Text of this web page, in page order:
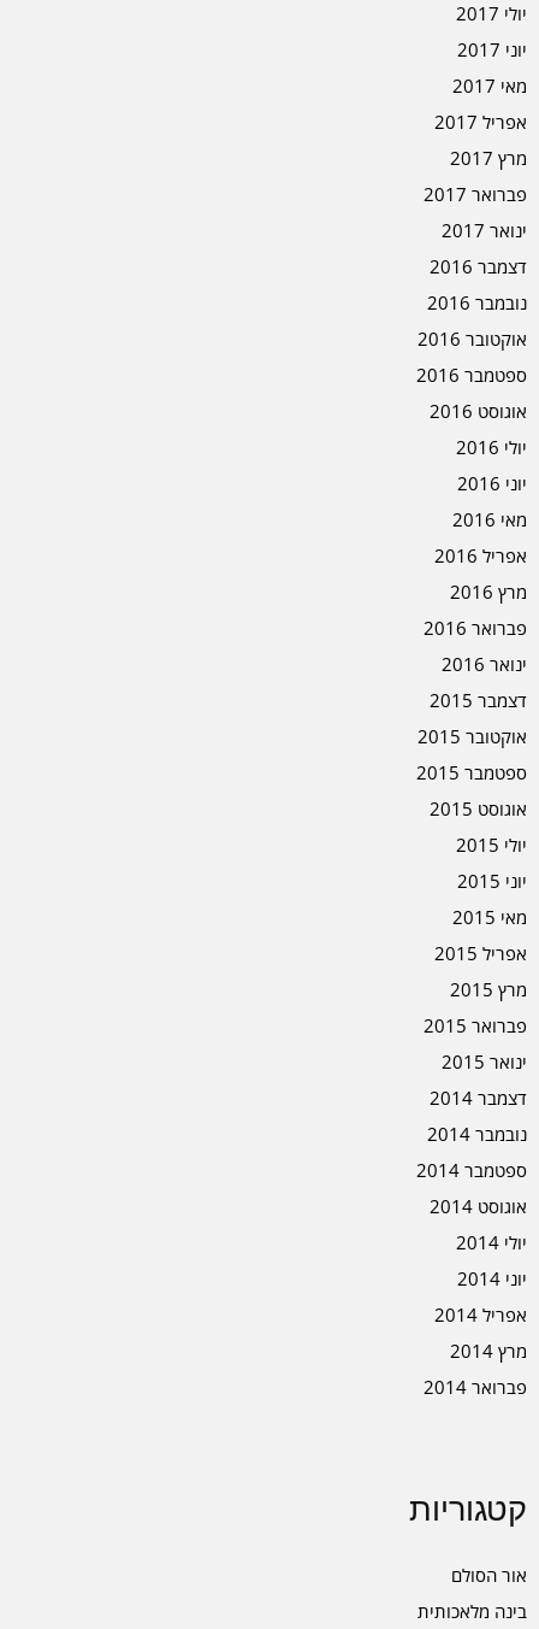
יולי 2017
יוני 2017
מאי 2017
אפריל 2017
מרץ 2017
פברואר 2017
ינואר 2017
דצמבר 2016
נובמבר 2016
אוקטובר 2016
ספטמבר 2016
אוגוסט 2016
יולי 2016
יוני 2016
מאי 2016
אפריל 2016
מרץ 2016
פברואר 2016
ינואר 2016
דצמבר 2015
אוקטובר 2015
ספטמבר 2015
אוגוסט 2015
יולי 2015
יוני 2015
מאי 2015
אפריל 2015
מרץ 2015
פברואר 2015
ינואר 2015
דצמבר 2014
נובמבר 2014
ספטמבר 2014
אוגוסט 2014
יולי 2014
יוני 2014
אפריל 2014
מרץ 2014
פברואר 2014
קטגוריות
אור הסולם
בינה מלאכותית